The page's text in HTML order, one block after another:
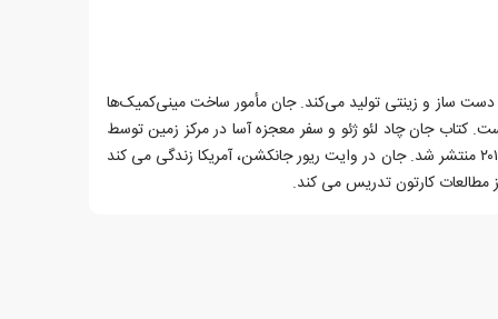
مینی‌کمیک‌های دست ساز و زینتی تولید می‌کند. جان مأمور ساخت مینی‌کمیک‌ها
کتاب جان چاد لئو ژئو و سفر معجزه آسا در مرکز زمین توسط
Roaring Brook Press در مارس ۲۰۱۲ منتشر شد. جان در وایت ریور جانکشن، آمریکا زندگی می کند
کارتون تدریس می کند.